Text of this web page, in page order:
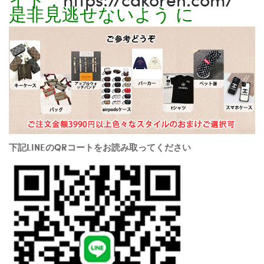
是非見逃せないよう に
下記LINEのQRコートをお読み取ってください